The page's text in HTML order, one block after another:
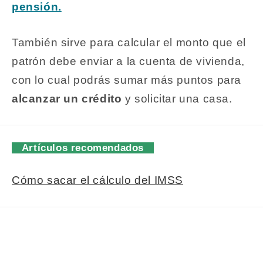
pensión.
También sirve para calcular el monto que el
patrón debe enviar a la cuenta de vivienda,
con lo cual podrás sumar más puntos para
alcanzar un crédito y solicitar una casa.
Artículos recomendados
Cómo sacar el cálculo del IMSS